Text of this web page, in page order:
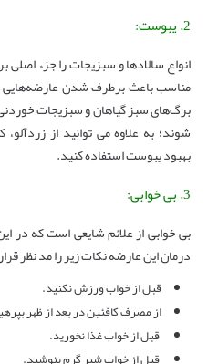
2. یبوست:
انواع سالادها و سبزیجات را جزء اصلی
مناسب باعث برطرف شدن
برگ‌های سبز گیاهان و سبزیجات
شوند؛ به علاوه می توانید از
بهبود یبوست استفاده کنید.
3. بی خوابی:
بی خوابی از علائم شایعی است که در
درمان این عارضه نکات زیر را مد نظر
قبل از خواب ورزش نکنید.
از مصرف کافئین در بعد از ظهر
قبل از خواب غذا نخورید.